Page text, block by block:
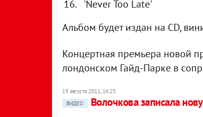
'Never Too Late'
Альбом будет издан на CD,
Концертная премьера новой
лондонском Гайд-Парке в
19 августа 2011, 16:25
ВИДЕО
Волочкова записала